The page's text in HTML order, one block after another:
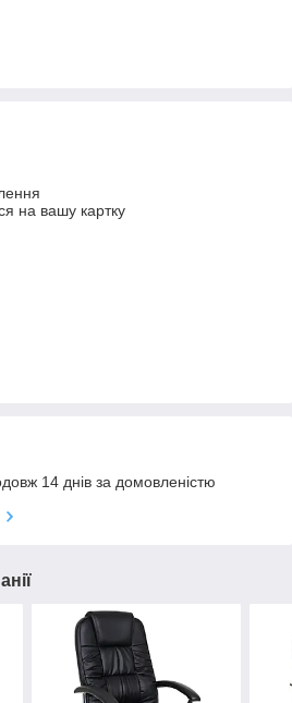
на вашу картку
14 днів за домовленістю